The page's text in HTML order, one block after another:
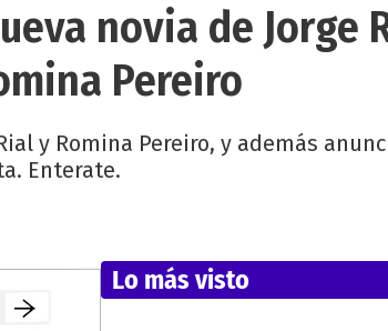
novia de Jorge
Pereiro
y Romina Pereiro, y además
Enterate.
Lo más visto